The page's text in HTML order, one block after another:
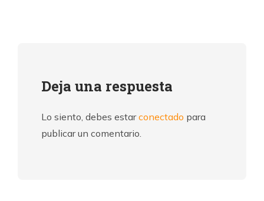
Deja una respuesta
Lo siento, debes estarconectado para
publicar un comentario.